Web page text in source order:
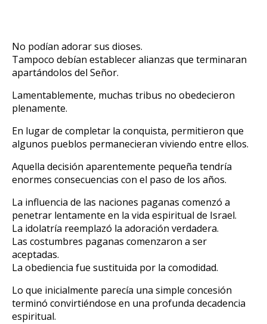
No podían adorar sus dioses.
Tampoco debían establecer alianzas que terminaran
apartándolos del Señor.
Lamentablemente, muchas tribus no obedecieron
plenamente.
En lugar de completar la conquista, permitieron que
algunos pueblos permanecieran viviendo entre ellos.
Aquella decisión aparentemente pequeña tendría
enormes consecuencias con el paso de los años.
La influencia de las naciones paganas comenzó a
penetrar lentamente en la vida espiritual de Israel.
La idolatría reemplazó la adoración verdadera.
Las costumbres paganas comenzaron a ser
aceptadas.
La obediencia fue sustituida por la comodidad.
Lo que inicialmente parecía una simple concesión
terminó convirtiéndose en una profunda decadencia
espiritual.